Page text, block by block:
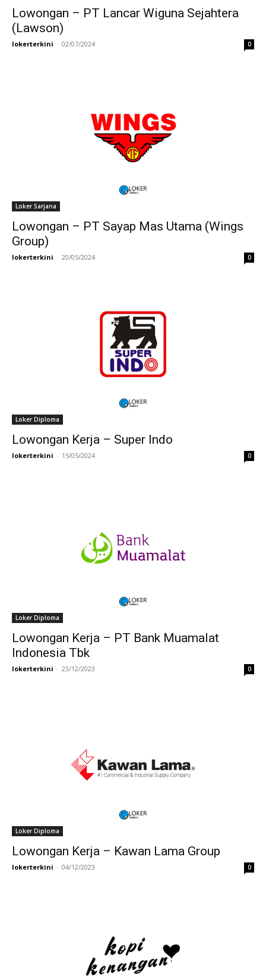
Lowongan – PT Lancar Wiguna Sejahtera
(Lawson)
lokerterkini - 02/07/2024 0
Loker Sarjana
Lowongan – PT Sayap Mas Utama (Wings
Group)
lokerterkini - 20/05/2024 0
Loker Diploma
Lowongan Kerja – Super Indo
lokerterkini - 15/05/2024 0
Loker Diploma
Lowongan Kerja – PT Bank Muamalat
Indonesia Tbk
lokerterkini - 23/12/2023 0
Loker Diploma
Lowongan Kerja – Kawan Lama Group
lokerterkini - 04/12/2023 0